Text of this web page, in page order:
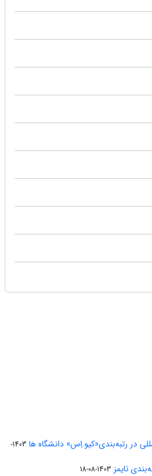
در رتبه‌بندی«کیو.اِس» دانشگاه ها
1403-
تایمز 1403-08-18